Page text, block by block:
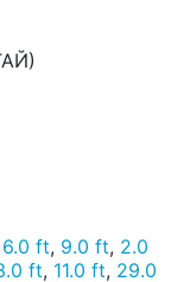
6.0 ft, 9.0 ft, 2.0
ft, 11.0 ft, 29.0